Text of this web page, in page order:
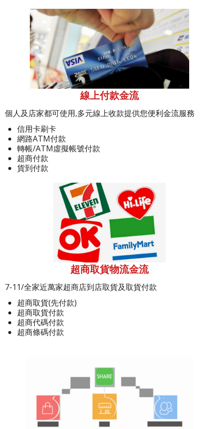
線上付款金流
個人及店家都可使用,多元線上收款提供您便利金流服務
信用卡刷卡
網路ATM付款
轉帳/ATM虛擬帳號付款
超商付款
貨到付款
超商取貨物流金流
7-11/全家近萬家超商店到店取貨及取貨付款
超商取貨(先付款)
超商取貨付款
超商代碼付款
超商條碼付款